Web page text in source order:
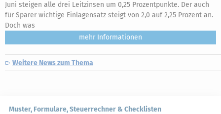
Juni steigen alle drei Leitzinsen um 0,25 Prozentpunkte. Der auch
für Sparer wichtige Einlagensatz steigt von 2,0 auf 2,25 Prozent an.
Doch was
mehr
Weitere News zum Thema
Muster, Formulare, Steuerrechner & Checklisten